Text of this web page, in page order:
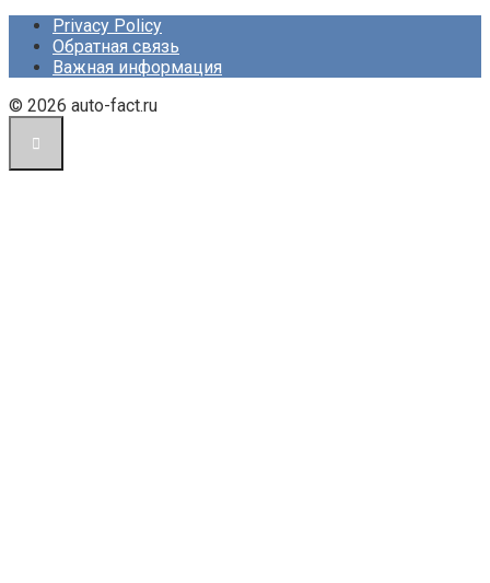
Privacy Policy
Обратная связь
Важная информация
© 2026 auto-fact.ru